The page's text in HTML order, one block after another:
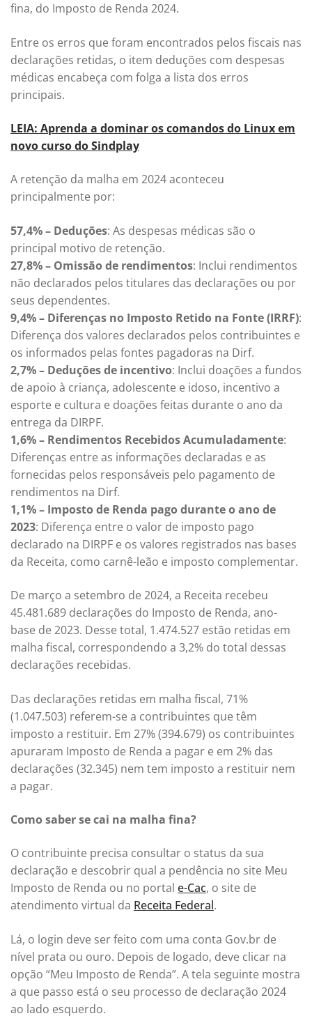
fina, do Imposto de Renda 2024.
Entre os erros que foram encontrados pelos fiscais nas
declarações retidas, o item deduções com despesas
médicas encabeça com folga a lista dos erros
principais.
LEIA: Aprenda a dominar os comandos do Linux em
novo curso do Sindplay
A retenção da malha em 2024 aconteceu
principalmente por:
57,4% – Deduções: As despesas médicas são o
principal motivo de retenção.
27,8% – Omissão de rendimentos: Inclui rendimentos
não declarados pelos titulares das declarações ou por
seus dependentes.
9,4% – Diferenças no Imposto Retido na Fonte (IRRF):
Diferença dos valores declarados pelos contribuintes e
os informados pelas fontes pagadoras na Dirf.
2,7% – Deduções de incentivo: Inclui doações a fundos
de apoio à criança, adolescente e idoso, incentivo a
esporte e cultura e doações feitas durante o ano da
entrega da DIRPF.
1,6% – Rendimentos Recebidos Acumuladamente:
Diferenças entre as informações declaradas e as
fornecidas pelos responsáveis pelo pagamento de
rendimentos na Dirf.
1,1% – Imposto de Renda pago durante o ano de
2023: Diferença entre o valor de imposto pago
declarado na DIRPF e os valores registrados nas bases
da Receita, como carnê-leão e imposto complementar.
De março a setembro de 2024, a Receita recebeu
45.481.689 declarações do Imposto de Renda, ano-
base de 2023. Desse total, 1.474.527 estão retidas em
malha fiscal, correspondendo a 3,2% do total dessas
declarações recebidas.
Das declarações retidas em malha fiscal, 71%
(1.047.503) referem-se a contribuintes que têm
imposto a restituir. Em 27% (394.679) os contribuintes
apuraram Imposto de Renda a pagar e em 2% das
declarações (32.345) nem tem imposto a restituir nem
a pagar.
Como saber se cai na malha fina?
O contribuinte precisa consultar o status da sua
declaração e descobrir qual a pendência no site Meu
Imposto de Renda ou no portal e-Cac, o site de
atendimento virtual da Receita Federal.
Lá, o login deve ser feito com uma conta Gov.br de
nível prata ou ouro. Depois de logado, deve clicar na
opção “Meu Imposto de Renda”. A tela seguinte mostra
a que passo está o seu processo de declaração 2024
ao lado esquerdo.